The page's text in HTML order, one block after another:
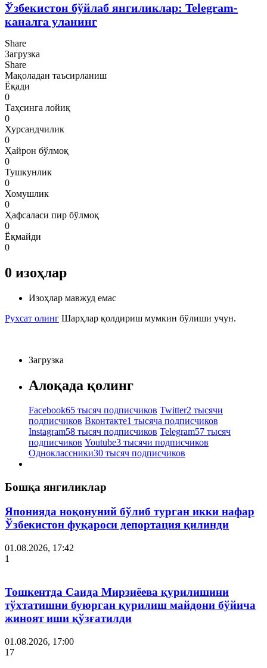
Ўзбекистон бўйлаб янгиликлар: Telegram-
каналга уланинг
Share
Загрузка
Share
Мақоладан таъсирланиш
Ёқади
0
Таҳсинга лойиқ
0
Хурсандчилик
0
Ҳайрон бўлмоқ
0
Тушкунлик
0
Хомушлик
0
Ҳафсаласи пир бўлмоқ
0
Ёқмайди
0
0 изоҳлар
Изоҳлар мавжуд емас
Рухсат олинг Шарҳлар қолдириш мумкин бўлиши учун.
Загрузка
Алоқада қолинг
Facebook65 тысяч подписчиков Twitter2 тысячи
подписчиков Вконтакте1 тысяча подписчиков
Instagram58 тысяч подписчиков Telegram57 тысяч
подписчиков Youtube3 тысячи подписчиков
Одноклассники30 тысяч подписчиков
Бошқа янгиликлар
Японияда ноқонуний бўлиб турган икки нафар
Ўзбекистон фуқароси депортация қилинди
01.08.2026, 17:42
1
Тошкентда Саида Мирзиёева қурилишини
тўхтатишни буюрган қурилиш майдони бўйича
жиноят иши қўзғатилди
01.08.2026, 17:00
17